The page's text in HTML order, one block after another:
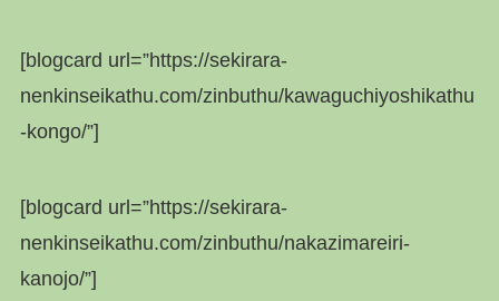
[blogcard url=”https://sekirara-
nenkinseikathu.com/zinbuthu/kawaguchiyoshikathu
-kongo/”]
[blogcard url=”https://sekirara-
nenkinseikathu.com/zinbuthu/nakazimareiri-
kanojo/”]